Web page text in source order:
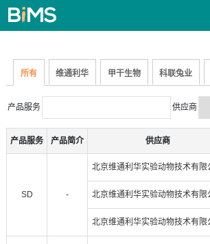
所有 维通利华 甲干生物 科联兔业
产品服务 供应商
产品服务 产品简介 供应商
SD -
北京维通利华实验动物技术有限
北京维通利华实验动物技术有限
北京维通利华实验动物技术有限